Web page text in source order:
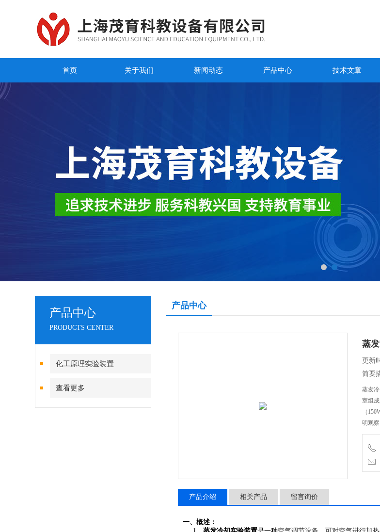
首页 关于我们 新闻动态 产品中心 技术文章
产品中心
PRODUCTS CENTER
化工原理实验装置
查看更多
产品中心
蒸
更新
简要
蒸发
室组
（
明观
实验
产品介绍 相关产品 留言询价
一、概述：